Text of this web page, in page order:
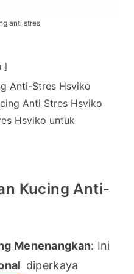
anti stres
Anti-Stres Hsviko
Anti Stres Hsviko
Hsviko untuk
Kucing Anti-
Menenangkan
diperkaya